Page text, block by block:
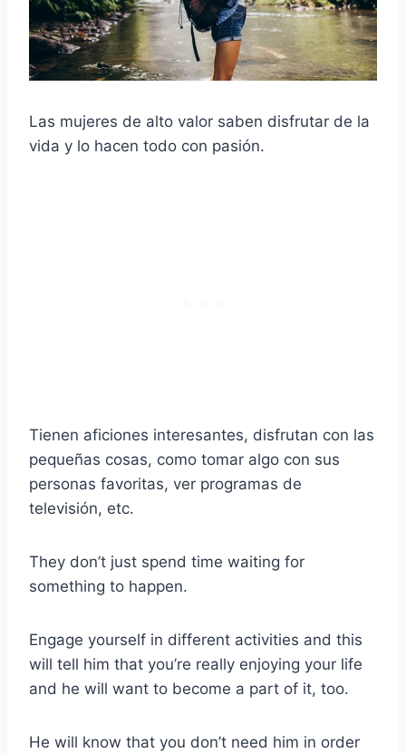
Las mujeres de alto valor saben disfrutar de la
vida y lo hacen todo con pasión.
Tienen aficiones interesantes, disfrutan con las
pequeñas cosas, como tomar algo con sus
personas favoritas, ver programas de
televisión, etc.
They don’t just spend time waiting for
something to happen.
Engage yourself in different activities and this
will tell him that you’re really enjoying your life
and he will want to become a part of it, too.
He will know that you don’t need him in order